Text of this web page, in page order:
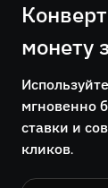
монету
мгновенно
ставки и
кликов.